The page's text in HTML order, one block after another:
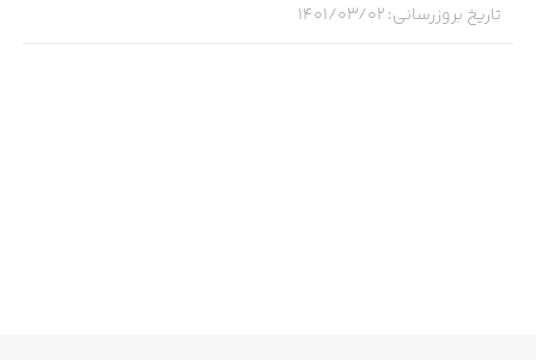
تاریخ بروزرسانی:۱۴۰۱/۰۳/۰۲